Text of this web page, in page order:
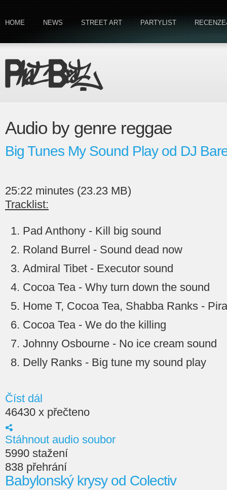
HOME NEWS STREET ART PARTYLIST
Audio by genre reggae
Big Tunes My Sound Play od DJ
25:22 minutes (23.23 MB)
Tracklist:
Pad Anthony - Kill big sound
Roland Burrel - Sound dead now
Admiral Tibet - Executor sound
Cocoa Tea - Why turn down the sound
Home T, Cocoa Tea, Shabba Ranks -
Cocoa Tea - We do the killing
Johnny Osbourne - No ice cream sound
Delly Ranks - Big tune my sound play
Číst dál
46430 x přečteno
Stáhnout audio soubor
5990 stažení
838 přehrání
Babylonský krysy od Colectiv